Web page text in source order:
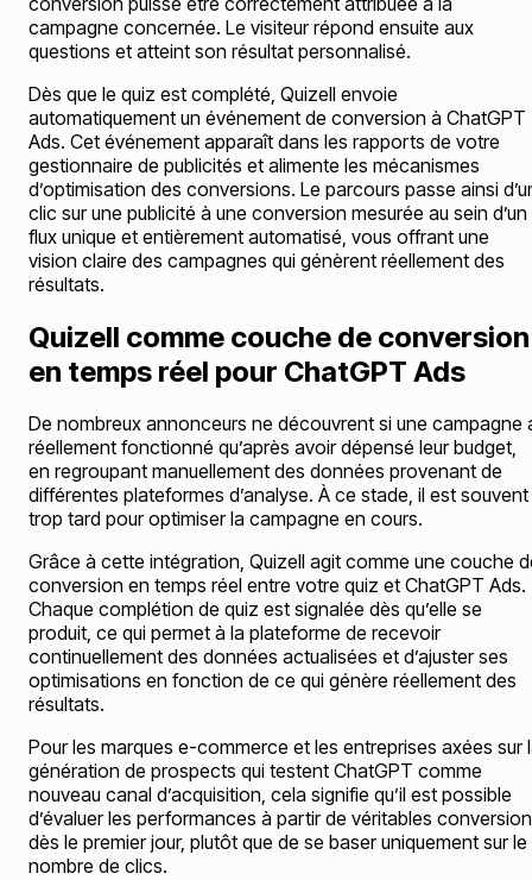
campagne concernée. Le visiteur répond ensuite aux
questions et atteint son résultat personnalisé.
Dès que le quiz est complété, Quizell envoie
automatiquement un événement de conversion à ChatGPT
Ads. Cet événement apparaît dans les rapports de votre
gestionnaire de publicités et alimente les mécanismes
d’optimisation des conversions. Le parcours passe ainsi
clic sur une publicité à une conversion mesurée au sein d’un
flux unique et entièrement automatisé, vous offrant une
vision claire des campagnes qui génèrent réellement des
résultats.
Quizell comme couche de conversion
en temps réel pour ChatGPT Ads
De nombreux annonceurs ne découvrent si une campagne
réellement fonctionné qu’après avoir dépensé leur budget,
en regroupant manuellement des données provenant de
différentes plateformes d’analyse. À ce stade, il est souvent
trop tard pour optimiser la campagne en cours.
Grâce à cette intégration, Quizell agit comme une couche
conversion en temps réel entre votre quiz et ChatGPT Ads.
Chaque complétion de quiz est signalée dès qu’elle se
produit, ce qui permet à la plateforme de recevoir
continuellement des données actualisées et d’ajuster ses
optimisations en fonction de ce qui génère réellement des
résultats.
Pour les marques e-commerce et les entreprises axées sur
génération de prospects qui testent ChatGPT comme
nouveau canal d’acquisition, cela signifie qu’il est possible
d’évaluer les performances à partir de véritables
dès le premier jour, plutôt que de se baser uniquement sur le
nombre de clics.